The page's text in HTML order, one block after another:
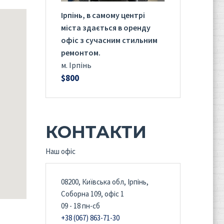
Ірпінь, в самому центрі
міста здається в оренду
офіс з сучасним стильним
ремонтом.
м. Ірпінь
$800
КОНТАКТИ
Наш офіс
08200, Київська обл, Ірпінь,
Соборна 109, офіс 1
09 - 18 пн-сб
+38 (067) 863-71-30